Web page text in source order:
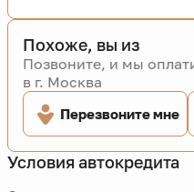
Условия автокредита
Похоже, вы из
Позвоните, и мы
в г. Москва
Перезвоните мне